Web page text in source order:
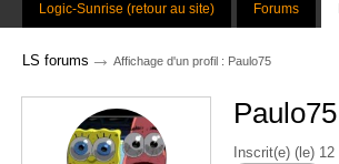
Logic-Sunrise (retour au site) Forums
LS forums → Affichage d'un profil : Paulo75
Paulo75
Inscrit(e) (le)